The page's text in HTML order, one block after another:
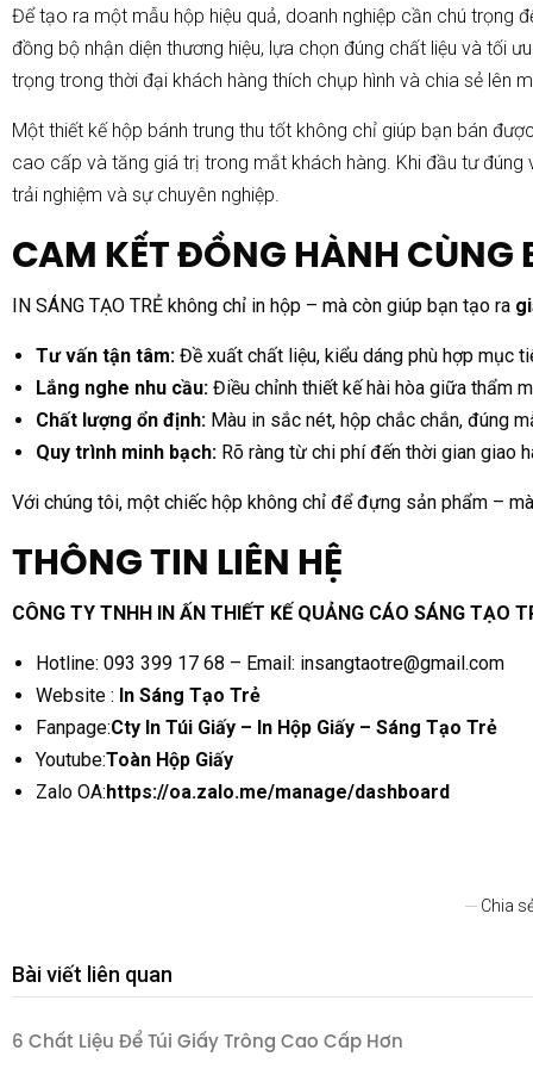
Để tạo ra một mẫu hộp hiệu quả, doanh nghiệp cần chú trọng
đồng bộ nhận diện thương hiệu, lựa chọn đúng chất liệu và tối
trọng trong thời đại khách hàng thích chụp hình và chia sẻ lên
Một thiết kế hộp bánh trung thu tốt không chỉ giúp bạn bán
cao cấp và tăng giá trị trong mắt khách hàng. Khi đầu tư
trải nghiệm và sự chuyên nghiệp.
CAM KẾT ĐỒNG HÀNH CÙNG
IN SÁNG TẠO TRẺ không chỉ in hộp – mà còn giúp bạn tạo ra
Tư vấn tận tâm: Đề xuất chất liệu, kiểu dáng phù hợp mục
Lắng nghe nhu cầu: Điều chỉnh thiết kế hài hòa giữa thẩm
Chất lượng ổn định: Màu in sắc nét, hộp chắc chắn, đúng
Quy trình minh bạch: Rõ ràng từ chi phí đến thời gian giao
Với chúng tôi, một chiếc hộp không chỉ để đựng sản phẩm –
THÔNG TIN LIÊN HỆ
CÔNG TY TNHH IN ẤN THIẾT KẾ QUẢNG CÁO SÁNG TẠO
Hotline: 093 399 17 68 – Email: insangtaotre@gmail.com
Website : In Sáng Tạo Trẻ
Fanpage:Cty In Túi Giấy – In Hộp Giấy – Sáng Tạo Trẻ
Youtube:Toàn Hộp Giấy
Zalo OA:https://oa.zalo.me/manage/dashboard
Chia
Bài viết liên quan
6 Chất Liệu Để Túi Giấy Trông Cao Cấp Hơn